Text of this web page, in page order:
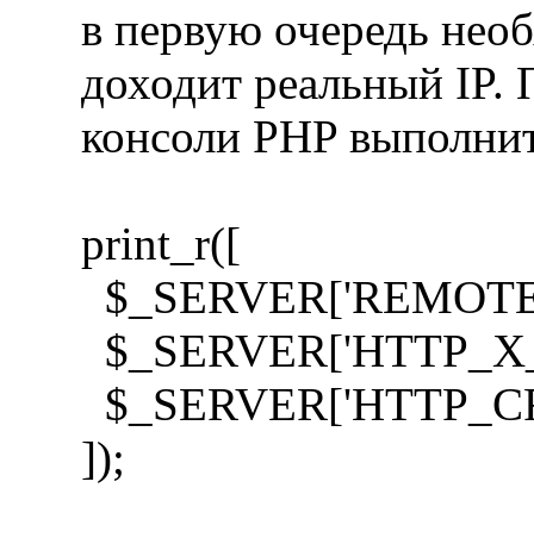
в первую очередь
доходит реальный IP.
консоли PHP
print_r([
]);